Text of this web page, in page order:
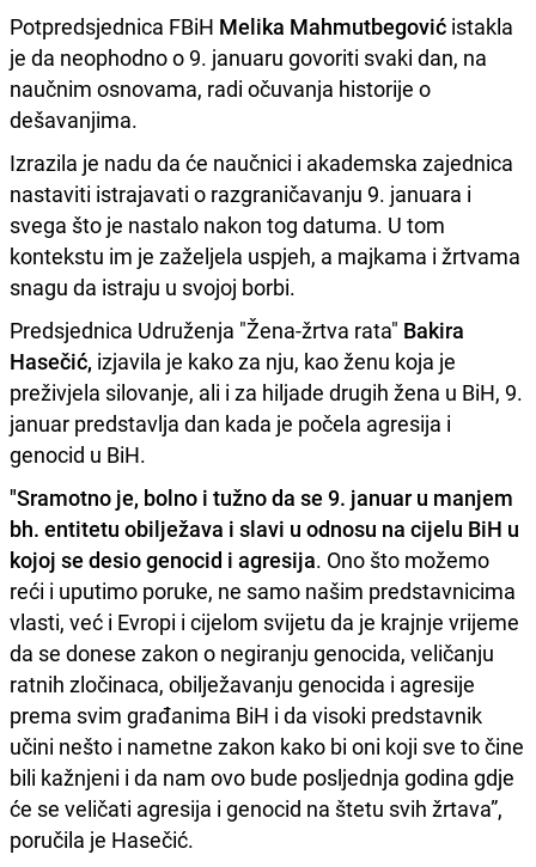
Potpredsjednica FBiH Melika Mahmutbegović istakla
je da neophodno o 9. januaru govoriti svaki dan, na
naučnim osnovama, radi očuvanja historije o
dešavanjima.
Izrazila je nadu da će naučnici i akademska zajednica
nastaviti istrajavati o razgraničavanju 9. januara i
svega što je nastalo nakon tog datuma. U tom
kontekstu im je zaželjela uspjeh, a majkama i žrtvama
snagu da istraju u svojoj borbi.
Predsjednica Udruženja "Žena-žrtva rata" Bakira
Hasečić, izjavila je kako za nju, kao ženu koja je
preživjela silovanje, ali i za hiljade drugih žena u BiH, 9.
januar predstavlja dan kada je počela agresija i
genocid u BiH.
"Sramotno je, bolno i tužno da se 9. januar u manjem
bh. entitetu obilježava i slavi u odnosu na cijelu BiH u
kojoj se desio genocid i agresija. Ono što možemo
reći i uputimo poruke, ne samo našim predstavnicima
vlasti, već i Evropi i cijelom svijetu da je krajnje vrijeme
da se donese zakon o negiranju genocida, veličanju
ratnih zločinaca, obilježavanju genocida i agresije
prema svim građanima BiH i da visoki predstavnik
učini nešto i nametne zakon kako bi oni koji sve to čine
bili kažnjeni i da nam ovo bude posljednja godina gdje
će se veličati agresija i genocid na štetu svih žrtava”,
poručila je Hasečić.